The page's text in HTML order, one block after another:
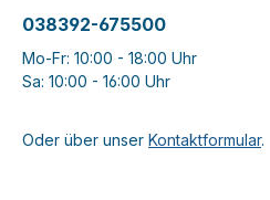
038392-675500
Mo-Fr: 10:00 - 18:00 Uhr
Sa: 10:00 - 16:00 Uhr
Oder über unser Kontaktformular.